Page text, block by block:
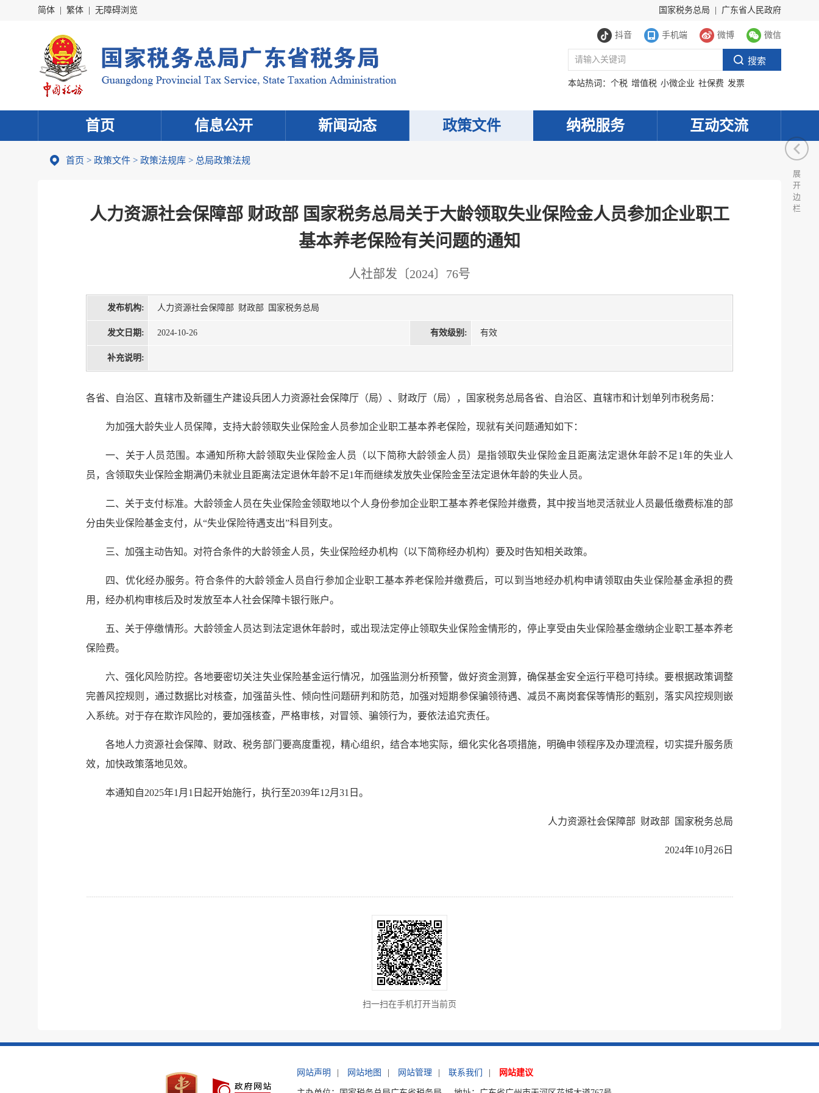
简体 繁体 无障碍浏览 国家税务总局 广东省人民政府
抖音 手机端 微博 微信
本站热词： 个税 增值税 小微企业 社保费 发票
首页 信息公开 新闻动态 政策文件 纳税服务 互动交流
首页 > 政策文件 > 政策法规库 > 总局政策法规
人力资源社会保障部 财政部 国家税务总局关于大龄领取失业保险金人员参加企业职工
基本养老保险有关问题的通知
人社部发〔2024〕76号
发布机构: 人力资源社会保障部 财政部 国家税务总局
发文日期: 2024-10-26 有效级别: 有效
补充说明:
各省、自治区、直辖市及新疆生产建设兵团人力资源社会保障厅（局）、财政厅（局），国家税务总局各省、自治区、直辖市和计划单列市税务局：
为加强大龄失业人员保障，支持大龄领取失业保险金人员参加企业职工基本养老保险，现就有关问题通知如下：
一、关于人员范围。本通知所称大龄领取失业保险金人员（以下简称大龄领金人员）是指领取失业保险金且距离法定退休年龄不足1年的失业人
员，含领取失业保险金期满仍未就业且距离法定退休年龄不足1年而继续发放失业保险金至法定退休年龄的失业人员。
二、关于支付标准。大龄领金人员在失业保险金领取地以个人身份参加企业职工基本养老保险并缴费，其中按当地灵活就业人员最低缴费标准的部
分由失业保险基金支付，从“失业保险待遇支出”科目列支。
三、加强主动告知。对符合条件的大龄领金人员，失业保险经办机构（以下简称经办机构）要及时告知相关政策。
四、优化经办服务。符合条件的大龄领金人员自行参加企业职工基本养老保险并缴费后，可以到当地经办机构申请领取由失业保险基金承担的费
用，经办机构审核后及时发放至本人社会保障卡银行账户。
五、关于停缴情形。大龄领金人员达到法定退休年龄时，或出现法定停止领取失业保险金情形的，停止享受由失业保险基金缴纳企业职工基本养老
保险费。
六、强化风险防控。各地要密切关注失业保险基金运行情况，加强监测分析预警，做好资金测算，确保基金安全运行平稳可持续。要根据政策调整
完善风控规则，通过数据比对核查，加强苗头性、倾向性问题研判和防范，加强对短期参保骗领待遇、减员不离岗套保等情形的甄别，落实风控规则嵌
入系统。对于存在欺诈风险的，要加强核查，严格审核，对冒领、骗领行为，要依法追究责任。
各地人力资源社会保障、财政、税务部门要高度重视，精心组织，结合本地实际，细化实化各项措施，明确申领程序及办理流程，切实提升服务质
效，加快政策落地见效。
本通知自2025年1月1日起开始施行，执行至2039年12月31日。
人力资源社会保障部 财政部 国家税务总局
2024年10月26日
扫一扫在手机打开当前页
网站声明 网站地图 网站管理 联系我们 网站建议
展
开
边
栏